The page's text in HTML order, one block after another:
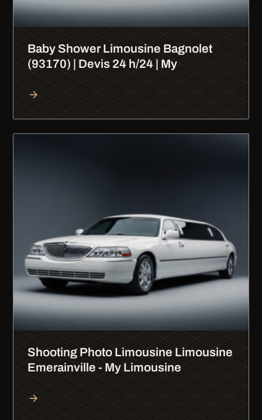
Baby Shower Limousine Bagnolet
(93170) | Devis 24 h/24 | My
Shooting Photo Limousine Limousine
Emerainville - My Limousine